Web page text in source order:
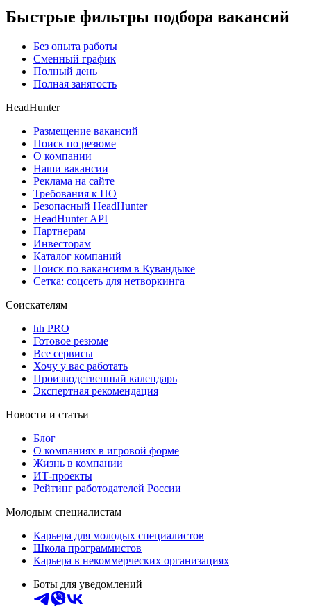
Быстрые фильтры подбора вакансий
Без опыта работы
Сменный график
Полный день
Полная занятость
HeadHunter
Размещение вакансий
Поиск по резюме
О компании
Наши вакансии
Реклама на сайте
Требования к ПО
Безопасный HeadHunter
HeadHunter API
Партнерам
Инвесторам
Каталог компаний
Поиск по вакансиям в Кувандыке
Сетка: соцсеть для нетворкинга
Соискателям
hh PRO
Готовое резюме
Все сервисы
Хочу у вас работать
Производственный календарь
Экспертная рекомендация
Новости и статьи
Блог
О компаниях в игровой форме
Жизнь в компании
ИТ-проекты
Рейтинг работодателей России
Молодым специалистам
Карьера для молодых специалистов
Школа программистов
Карьера в некоммерческих организациях
Боты для уведомлений